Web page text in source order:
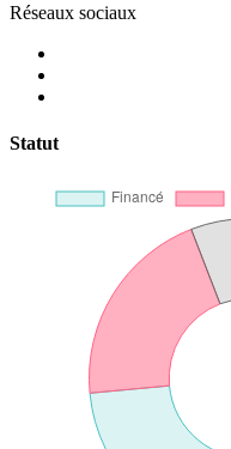
Réseaux sociaux
Statut